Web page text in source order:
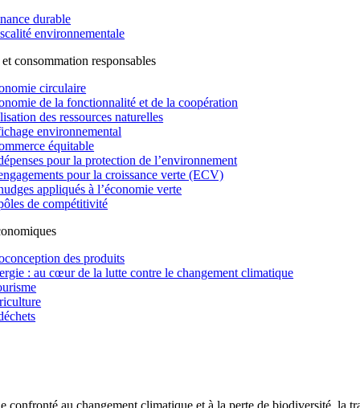
durable
environnementale
consommation responsables
circulaire
de la fonctionnalité et de la coopération
des ressources naturelles
environnemental
équitable
pour la protection de l’environnement
pour la croissance verte (ECV)
appliqués à l’économie verte
de compétitivité
des produits
: au cœur de la lutte contre le changement climatique
confronté au changement climatique et à la perte de biodiversité, la